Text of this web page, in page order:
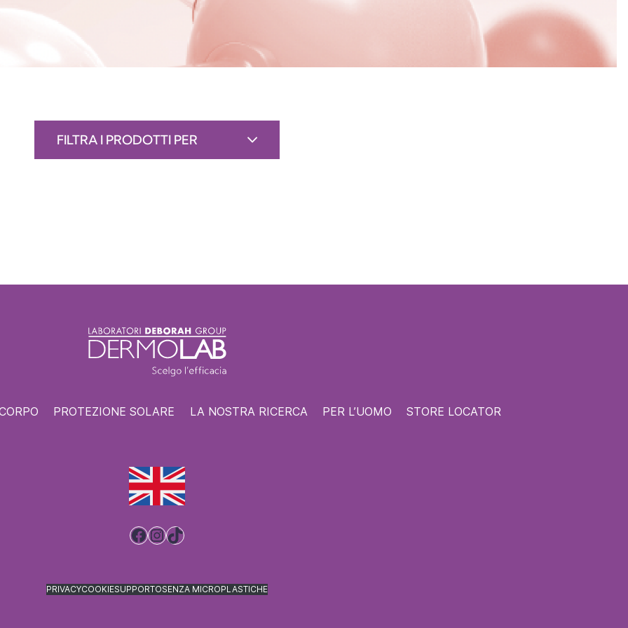
FILTRA I PRODOTTI PER
PROTEZIONE SOLARE LA NOSTRA RICERCA PER L’UOMO STORE LOCATOR
Facebook
Instagram
TikTok
PRIVACYCOOKIESUPPORTOSENZA MICROPLASTICHE